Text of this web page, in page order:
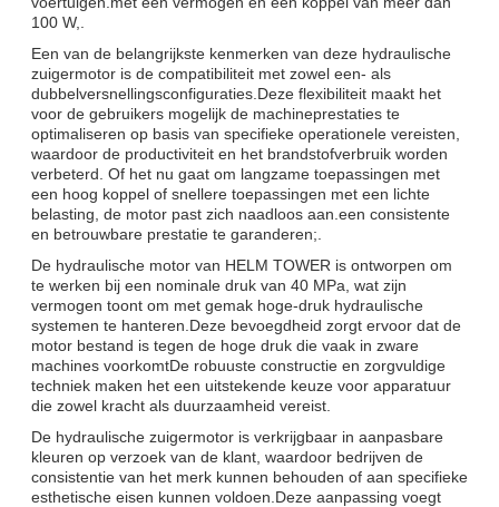
100 W,.
Een van de belangrijkste kenmerken van deze hydraulische
zuigermotor is de compatibiliteit met zowel een- als
dubbelversnellingsconfiguraties.Deze flexibiliteit maakt het
voor de gebruikers mogelijk de machineprestaties te
optimaliseren op basis van specifieke operationele vereisten,
waardoor de productiviteit en het brandstofverbruik worden
verbeterd. Of het nu gaat om langzame toepassingen met
een hoog koppel of snellere toepassingen met een lichte
belasting, de motor past zich naadloos aan.een consistente
en betrouwbare prestatie te garanderen;.
De hydraulische motor van HELM TOWER is ontworpen om
te werken bij een nominale druk van 40 MPa, wat zijn
vermogen toont om met gemak hoge-druk hydraulische
systemen te hanteren.Deze bevoegdheid zorgt ervoor dat de
motor bestand is tegen de hoge druk die vaak in zware
machines voorkomtDe robuuste constructie en zorgvuldige
techniek maken het een uitstekende keuze voor apparatuur
die zowel kracht als duurzaamheid vereist.
De hydraulische zuigermotor is verkrijgbaar in aanpasbare
kleuren op verzoek van de klant, waardoor bedrijven de
consistentie van het merk kunnen behouden of aan specifieke
esthetische eisen kunnen voldoen.Deze aanpassing voegt